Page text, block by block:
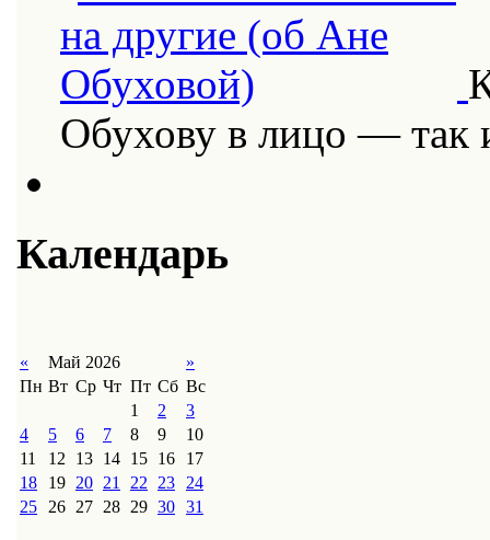
Обухову в лицо —
Календарь
« Май 2026
»
Пн Вт Ср Чт Пт Сб Вс
1
2
3
4
5 6 7 8 9
10
11
12 13 14 15 16
17
18
19 20 21 22 23
24
25
26 27 28 29 30 31